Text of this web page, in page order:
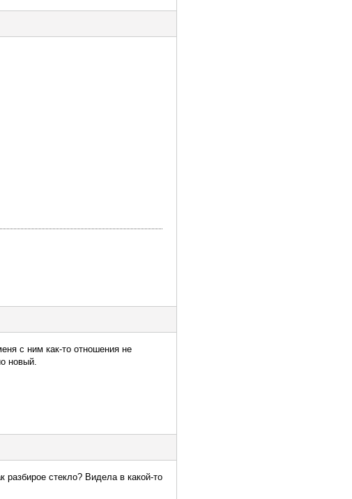
с ним как-то отношения не
новый.
разбирое стекло? Видела в какой-то